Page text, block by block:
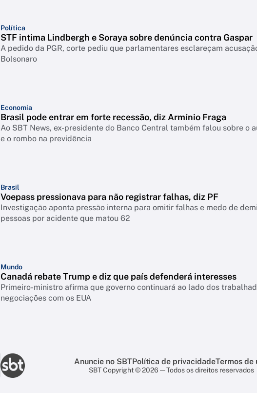
Política
STF intima Lindbergh e Soraya sobre denúncia contra Gaspar
A pedido da PGR, corte pediu que parlamentares esclareçam
Bolsonaro
Economia
Brasil pode entrar em forte recessão, diz Armínio Fraga
Ao SBT News, ex-presidente do Banco Central também falou sobre o
e o rombo na previdência
Brasil
Voepass pressionava para não registrar falhas, diz PF
Investigação aponta pressão interna para omitir falhas e medo de
pessoas por acidente que matou 62
Mundo
Canadá rebate Trump e diz que país defenderá interesses
Primeiro-ministro afirma que governo continuará ao lado dos
negociações com os EUA
Anuncie no SBTPolítica de privacidadeTermos de
SBT Copyright © 2026 — Todos os direitos reservados